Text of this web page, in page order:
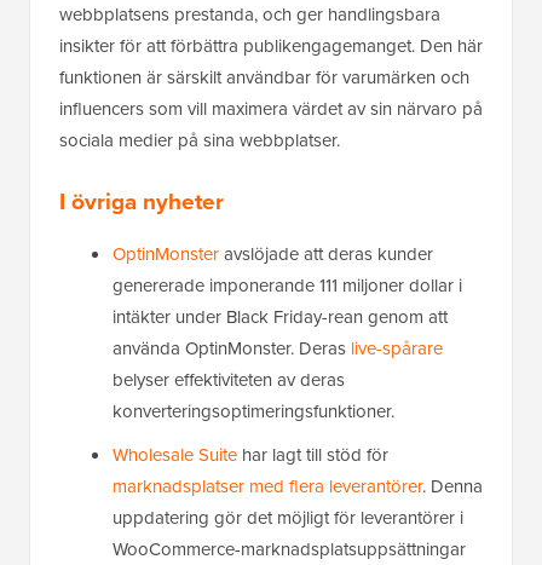
webbplatsens prestanda, och ger handlingsbara
insikter för att förbättra publikengagemanget. Den här
funktionen är särskilt användbar för varumärken och
influencers som vill maximera värdet av sin närvaro på
sociala medier på sina webbplatser.
I övriga nyheter
OptinMonsteravslöjade att deras kunder
genererade imponerande 111 miljoner dollar i
intäkter under Black Friday-rean genom att
använda OptinMonster. Deras live-spårare
belyser effektiviteten av deras
konverteringsoptimeringsfunktioner.
Wholesale Suite har lagt till stöd för
marknadsplatser med flera leverantörer. Denna
uppdatering gör det möjligt för leverantörer i
WooCommerce-marknadsplatsuppsättningar